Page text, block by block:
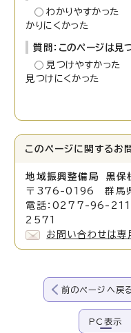
わかりやすかった
かりにくかった
質問：このページは見
見つけやすかった
見つけにくかった
このページに関する お
地域振興整備局 黒保
〒376-0196 群馬県
電話：0277-96-
2571
お問い合わせは専
前のページへ戻る
PC表示